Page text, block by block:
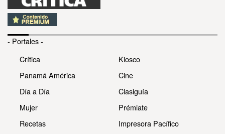
- Portales -
Crítica
Panamá América
Día a Día
Mujer
Recetas
Kiosco
Cine
Clasiguía
Prémiate
Impresora Pacífico